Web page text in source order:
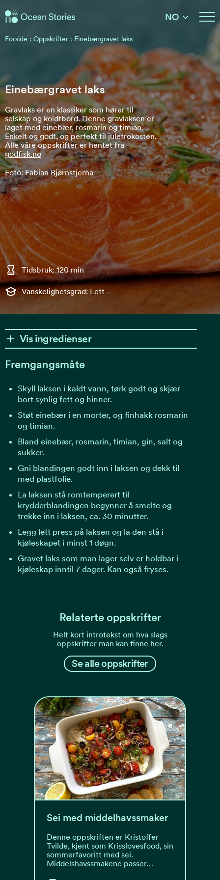
Ocean Stories
NO
Forside : Oppskrifter : Einebærgravet laks
Einebærgravet laks
Gravlaks er en klassiker som hører til
selskap og koldtbord. Denne gravlaksen er
laget med einebær, rosmarin og timian.
Enkelt og godt, og perfekt til julefrokosten.
Alle våre oppskrifter er hentet fra
godfisk.no
Foto: Fabian Bjørnstjerna
Tidsbruk: 120 min
Vanskelighetsgrad: Lett
Vis ingredienser
Fremgangsmåte
Skyll laksen i kaldt vann, tørk godt og skjær
bort synlig fett og hinner.
Støt einebær i en morter, og finhakk rosmarin
og timian.
Bland einebær, rosmarin, timian, gin, salt og
sukker.
Gni blandingen godt inn i laksen og dekk til
med plastfolie.
La laksen stå romtemperert til
krydderblandingen begynner å smelte og
trekke inn i laksen, ca. 30 minutter.
Legg lett press på laksen og la den stå i
kjøleskapet i minst 1 døgn.
Gravet laks som man lager selv er holdbar i
kjøleskap inntil 7 dager. Kan også fryses.
Relaterte oppskrifter
Helt kort introtekst om hva slags
oppskrifter man kan finne her.
Se alle oppskrifter
Sei med middelhavssmaker
Denne oppskriften er Kristoffer
Tvilde, kjent som Krisslovesfood, sin
sommerfavoritt med sei.
Middelshavssmakene passer…